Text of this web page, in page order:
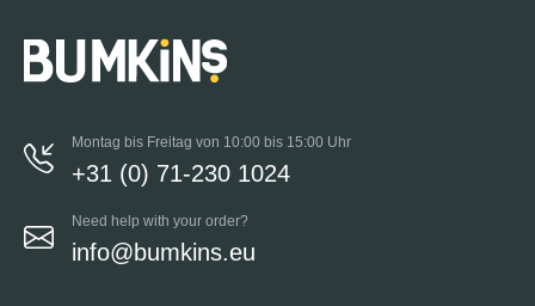
Montag bis Freitag von 10:00 bis 15:00 Uhr
+31 (0) 71-230 1024
Need help with your order?
info@bumkins.eu